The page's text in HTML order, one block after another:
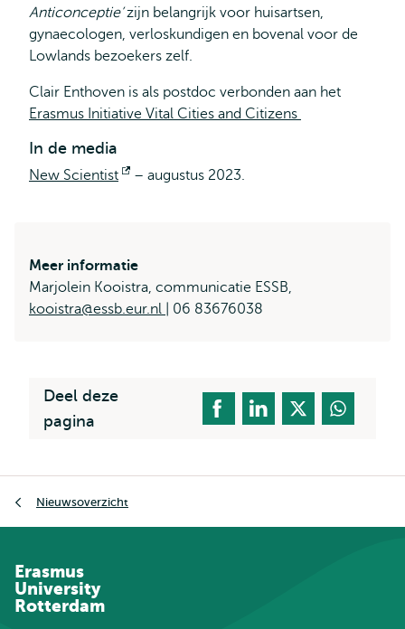
extern
Anticonceptie’zijn belangrijk voor huisartsen,
gynaecologen, verloskundigen en bovenal voor de
Lowlands bezoekers zelf.
Clair Enthoven is als postdoc verbonden aan het
Erasmus Initiative Vital Cities and Citizens
In de media
New Scientist
Opent
– augustus 2023.
Meer informatie
Marjolein Kooistra, communicatie ESSB,
kooistra@essb.eur.nl
| 06 83676038
Deel deze
pagina
Nieuwsoverzicht
Erasmus
University
Rotterdam